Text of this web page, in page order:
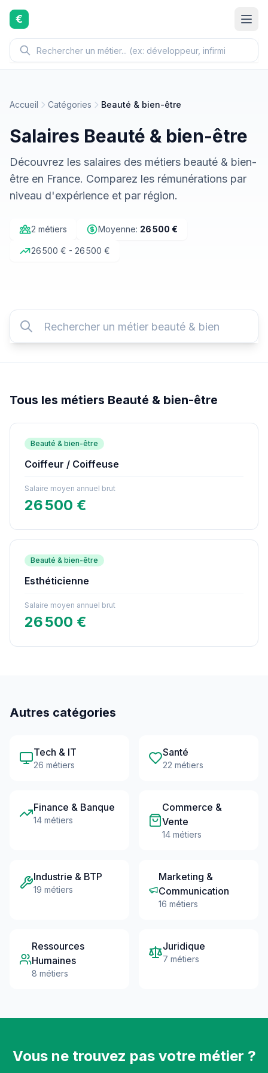
Aller au contenu principal
€
Accueil Catégories Beauté & bien-être
Salaires Beauté & bien-être
Découvrez les salaires des métiers beauté & bien-
être en France. Comparez les rémunérations par
niveau d'expérience et par région.
2 métiers Moyenne: 26 500 €
26 500 € - 26 500 €
Tous les métiers Beauté & bien-être
Beauté & bien-être
Coiffeur / Coiffeuse
Salaire moyen annuel brut
26 500 €
Beauté & bien-être
Esthéticienne
Salaire moyen annuel brut
26 500 €
Autres catégories
Tech & IT
26 métiers
Santé
22 métiers
Finance & Banque
14 métiers
Commerce &
Vente
14 métiers
Industrie & BTP
19 métiers
Marketing &
Communication
16 métiers
Ressources
Humaines
8 métiers
Juridique
7 métiers
Vous ne trouvez pas votre métier ?